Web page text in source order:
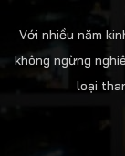
Với nhiều năm
không ngừng
loại